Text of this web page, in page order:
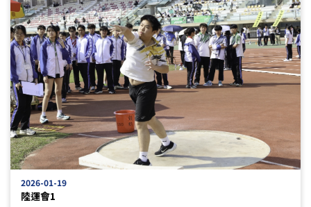
2026-01-19
陸運會1